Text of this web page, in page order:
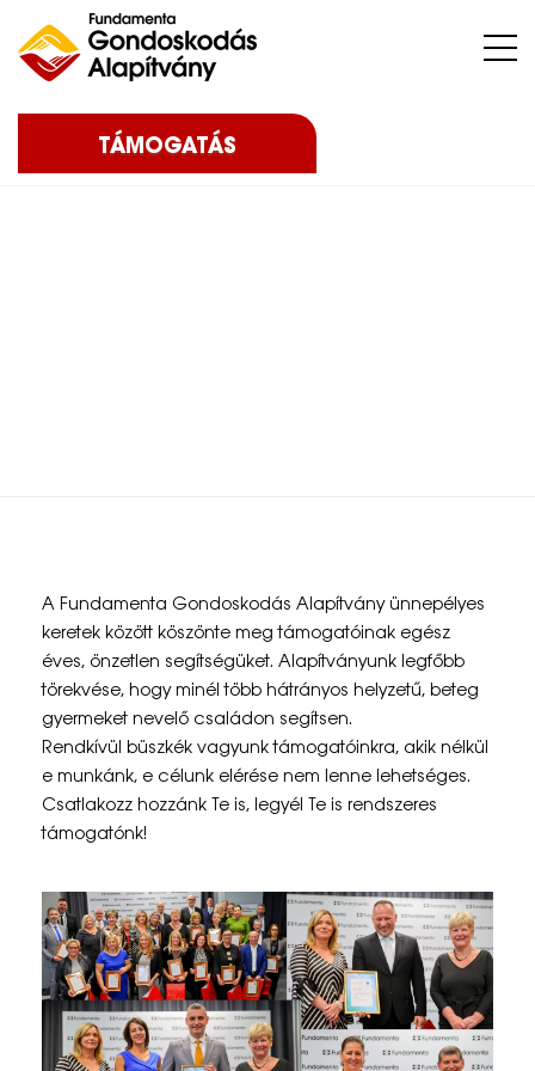
TÁMOGATÁS
á
m
o
g
a
t
ó
i
n
a
A Fundamenta Gondoskodás Alapítvány ünnepélyes
keretek között köszönte meg támogatóinak egész
éves, önzetlen segítségüket. Alapítványunk legfőbb
törekvése, hogy minél több hátrányos helyzetű, beteg
gyermeket nevelő családon segítsen.
Rendkívül büszkék vagyunk támogatóinkra, akik nélkül
e munkánk, e célunk elérése nem lenne lehetséges.
Csatlakozz hozzánk Te is, legyél Te is rendszeres
támogatónk!